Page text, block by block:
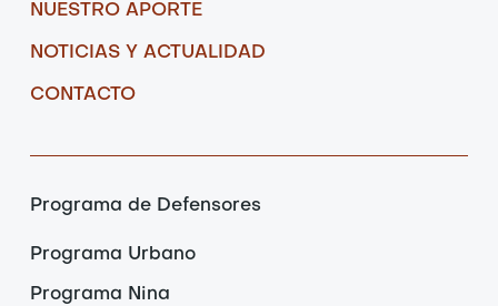
NUESTRO APORTE
NOTICIAS Y ACTUALIDAD
CONTACTO
Programa de Defensores
Programa Urbano
Programa Nina